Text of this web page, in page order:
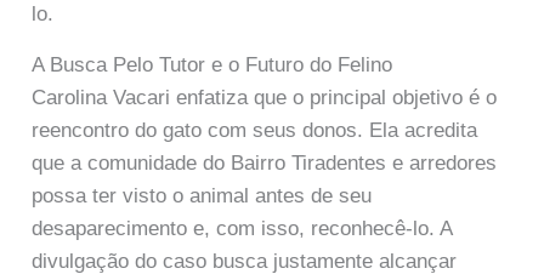
lo.
A Busca Pelo Tutor e o Futuro do Felino
Carolina Vacari enfatiza que o principal objetivo é o
reencontro do gato com seus donos. Ela acredita
que a comunidade do Bairro Tiradentes e arredores
possa ter visto o animal antes de seu
desaparecimento e, com isso, reconhecê-lo. A
divulgação do caso busca justamente alcançar